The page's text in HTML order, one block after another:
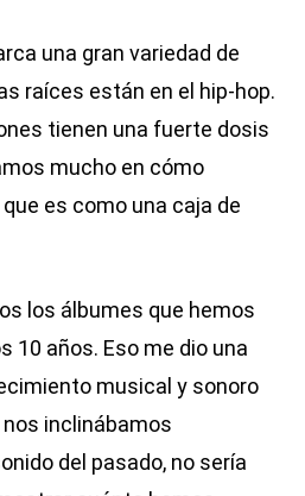
una gran variedad de
raíces están en el hip-hop.
tienen una fuerte dosis
mucho en cómo
es como una caja de
los álbumes que hemos
10 años. Eso me dio una
musical y sonoro
inclinábamos
del pasado, no sería